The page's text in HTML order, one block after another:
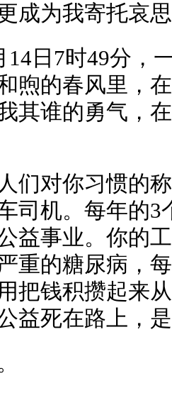
成为我寄托哀
日7时49分，
煦的春风里，
其谁的勇气，
对你习惯的称
司机。每年的
益事业。你的
重的糖尿病，
把钱积攒起来
益死在路上，